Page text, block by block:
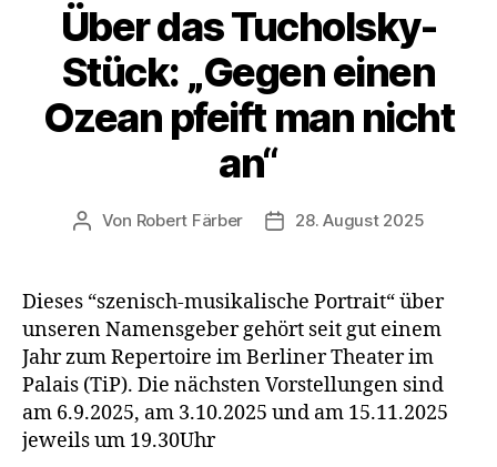
Über das Tucholsky-
Stück: „Gegen einen
Ozean pfeift man nicht
an“
Beitragsautor
Von Robert Färber Veröffentlichungsdatum
28. August 2025
Dieses “szenisch-musikalische Portrait“ über
unseren Namensgeber gehört seit gut einem
Jahr zum Repertoire im Berliner Theater im
Palais (TiP). Die nächsten Vorstellungen sind
am 6.9.2025, am 3.10.2025 und am 15.11.2025
jeweils um 19.30Uhr